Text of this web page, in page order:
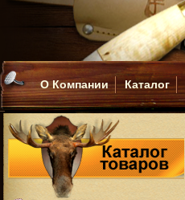
О Компании Каталог